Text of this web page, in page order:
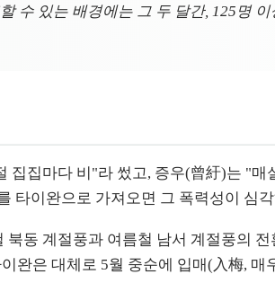
수 있는 배경에는 그 두 달간, 125명
집마다 비"라 썼고, 증우(曾紆)는 "
타이완으로 가져오면 그 폭력성이 심
동 계절풍과 여름철 남서 계절풍의
이완은 대체로 5월 중순에 입매(入梅,